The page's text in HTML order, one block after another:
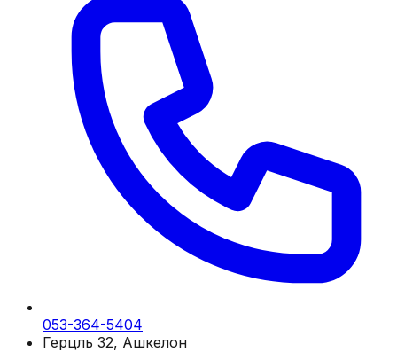
053-364-5404
Герцль 32, Ашкелон